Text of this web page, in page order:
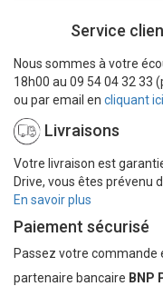
Service
Nous sommes à votre
18h00 au 09 54 04 32 33
ou par email en cliquant ici
Livraisons
Votre livraison est
Drive, vous êtes prévenu
En savoir plus
Paiement sécurisé
Passez votre commande
partenaire bancaire BNP